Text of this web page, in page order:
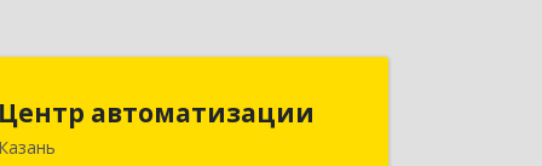
Центр автоматизации
Казань420133, Татарстан Респ, Казань г,